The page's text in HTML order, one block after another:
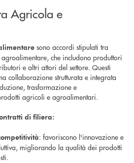
Agricola e
sono accordi stipulati tra
che includono produttori
e altri attori del settore. Questi
collaborazione strutturata e integrata
trasformazione e
agricoli e agroalimentari.
di filiera:
: favoriscono l'innovazione e
migliorando la qualità dei prodotti